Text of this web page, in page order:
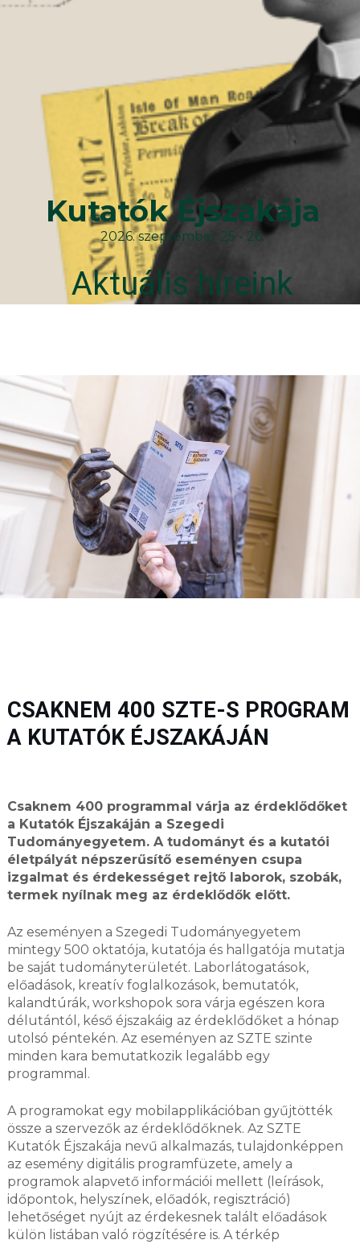
Kutatók Éjszakája
2026. szeptember 25 - 26.
Aktuális híreink
CSAKNEM 400 SZTE-S PROGRAM
A KUTATÓK ÉJSZAKÁJÁN
Csaknem 400 programmal várja az érdeklődőket
a Kutatók Éjszakáján a Szegedi
Tudományegyetem. A tudományt és a kutatói
életpályát népszerűsítő eseményen csupa
izgalmat és érdekességet rejtő laborok, szobák,
termek nyílnak meg az érdeklődők előtt.
Az eseményen a Szegedi Tudományegyetem
mintegy 500 oktatója, kutatója és hallgatója mutatja
be saját tudományterületét. Laborlátogatások,
előadások, kreatív foglalkozások, bemutatók,
kalandtúrák, workshopok sora várja egészen kora
délutántól, késő éjszakáig az érdeklődőket a hónap
utolsó péntekén. Az eseményen az SZTE szinte
minden kara bemutatkozik legalább egy
programmal.
A programokat egy mobilapplikációban gyűjtötték
össze a szervezők az érdeklődőknek. Az SZTE
Kutatók Éjszakája nevű alkalmazás, tulajdonképpen
az esemény digitális programfüzete, amely a
programok alapvető információi mellett (leírások,
időpontok, helyszínek, előadók, regisztráció)
lehetőséget nyújt az érdekesnek talált előadások
külön listában való rögzítésére is. A térkép